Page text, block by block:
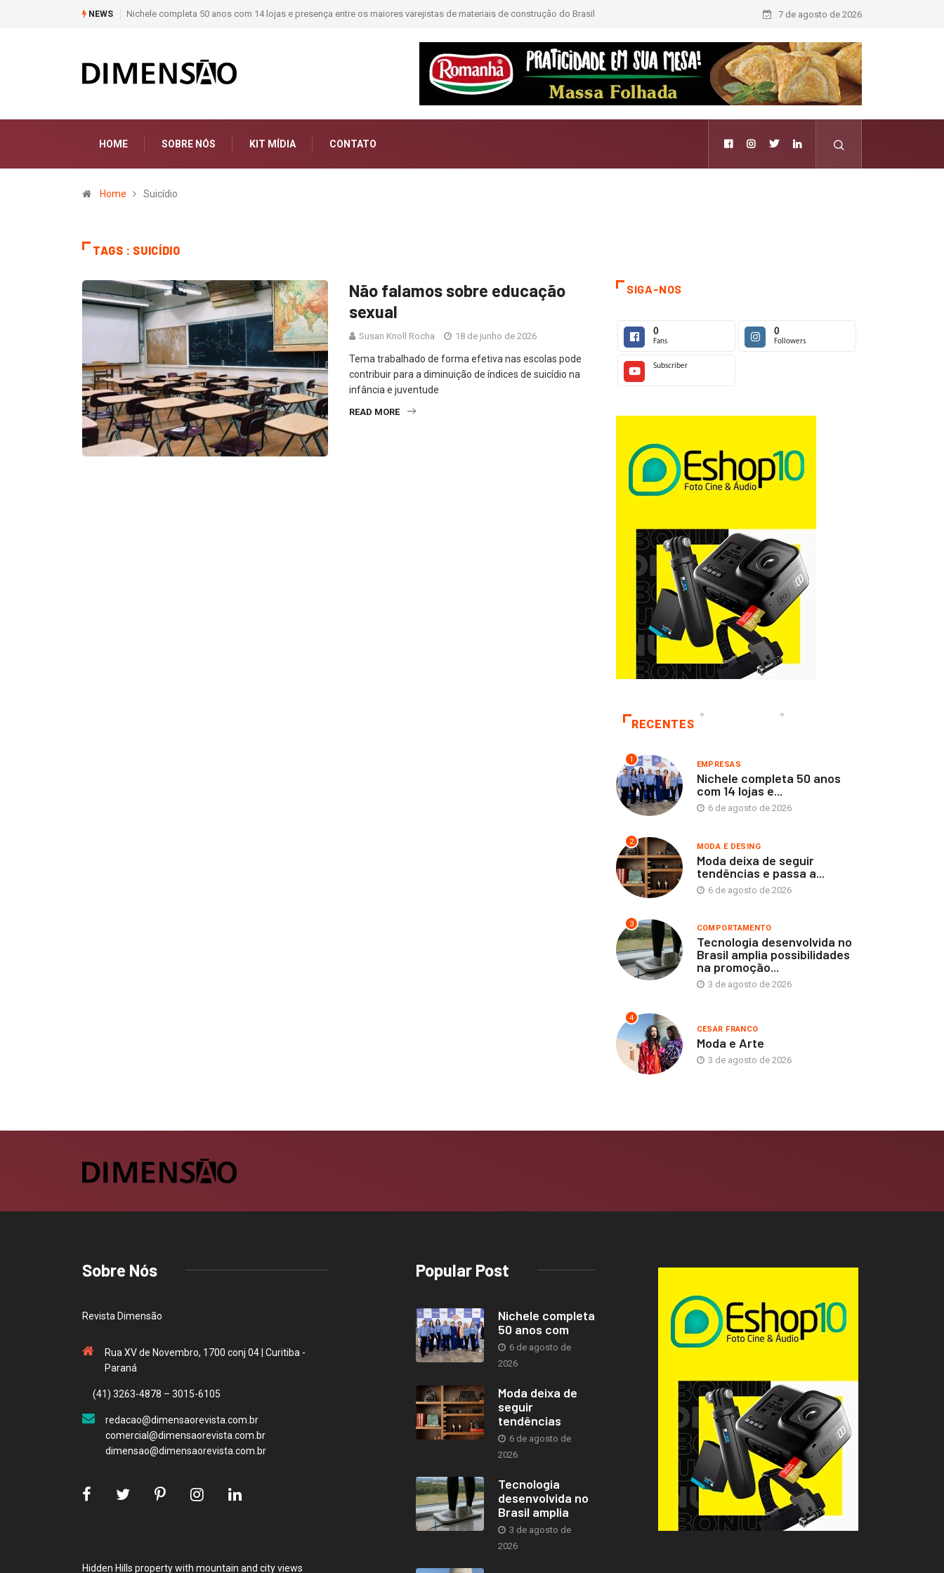
NEWS Nichele completa 50 anos com 14 lojas e presença entre os maiores varejistas de materiais de construção do Brasil 7 de agosto de 2026
HOME SOBRE NÓS KIT MÍDIA CONTATO
Home Suicídio
TAGS : SUICÍDIO
Não falamos sobre educação
sexual
Susan Knoll Rocha 18 de junho de 2026
Tema trabalhado de forma efetiva nas escolas pode
contribuir para a diminuição de índices de suicídio na
infância e juventude
READ MORE
SIGA-NOS
0
Fans
0
Followers
Subscriber
RECENTES
1 EMPRESAS
Nichele completa 50 anos
com 14 lojas e...
6 de agosto de 2026
2 MODA E DESING
Moda deixa de seguir
tendências e passa a...
6 de agosto de 2026
3 COMPORTAMENTO
Tecnologia desenvolvida no
Brasil amplia possibilidades
na promoção...
3 de agosto de 2026
4
CESAR FRANCO
Moda e Arte
3 de agosto de 2026
Sobre Nós
Revista Dimensão
Rua XV de Novembro, 1700 conj 04 | Curitiba -
Paraná
(41) 3263-4878 – 3015-6105
redacao@dimensaorevista.com.br
comercial@dimensaorevista.com.br
dimensao@dimensaorevista.com.br
Hidden Hills property with mountain and city views
Popular Post
Nichele completa
50 anos com
6 de agosto de
2026
Moda deixa de
seguir
tendências
6 de agosto de
2026
Tecnologia
desenvolvida no
Brasil amplia
3 de agosto de
2026